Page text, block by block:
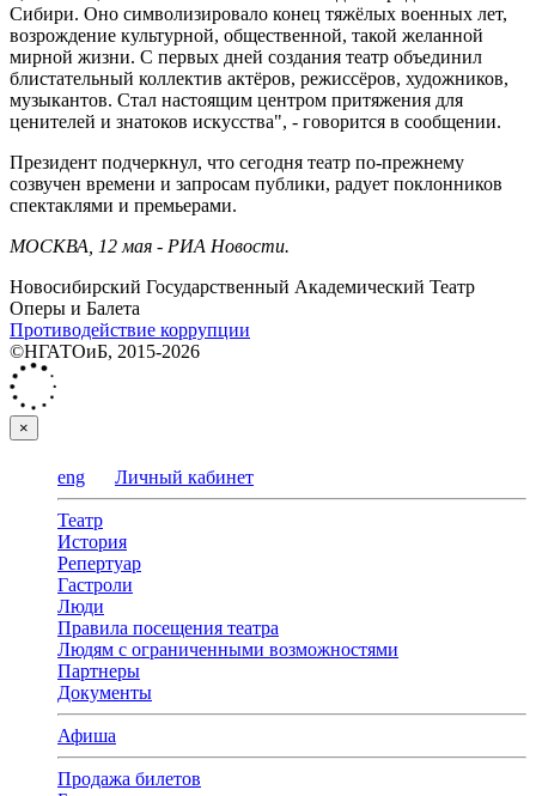
Сибири. Оно символизировало конец тяжёлых военных лет,
возрождение культурной, общественной, такой желанной
мирной жизни. С первых дней создания театр объединил
блистательный коллектив актёров, режиссёров, художников,
музыкантов. Стал настоящим центром притяжения для
ценителей и знатоков искусства", - говорится в сообщении.
Президент подчеркнул, что сегодня театр по-прежнему
созвучен времени и запросам публики, радует поклонников
спектаклями и премьерами.
МОСКВА, 12 мая - РИА Новости.
Новосибирский Государственный Академический Театр
Оперы и Балета
Противодействие коррупции
©НГАТОиБ, 2015-2026
×
eng Личный кабинет
Театр
История
Репертуар
Гастроли
Люди
Правила посещения театра
Людям с ограниченными возможностями
Партнеры
Документы
Афиша
Продажа билетов